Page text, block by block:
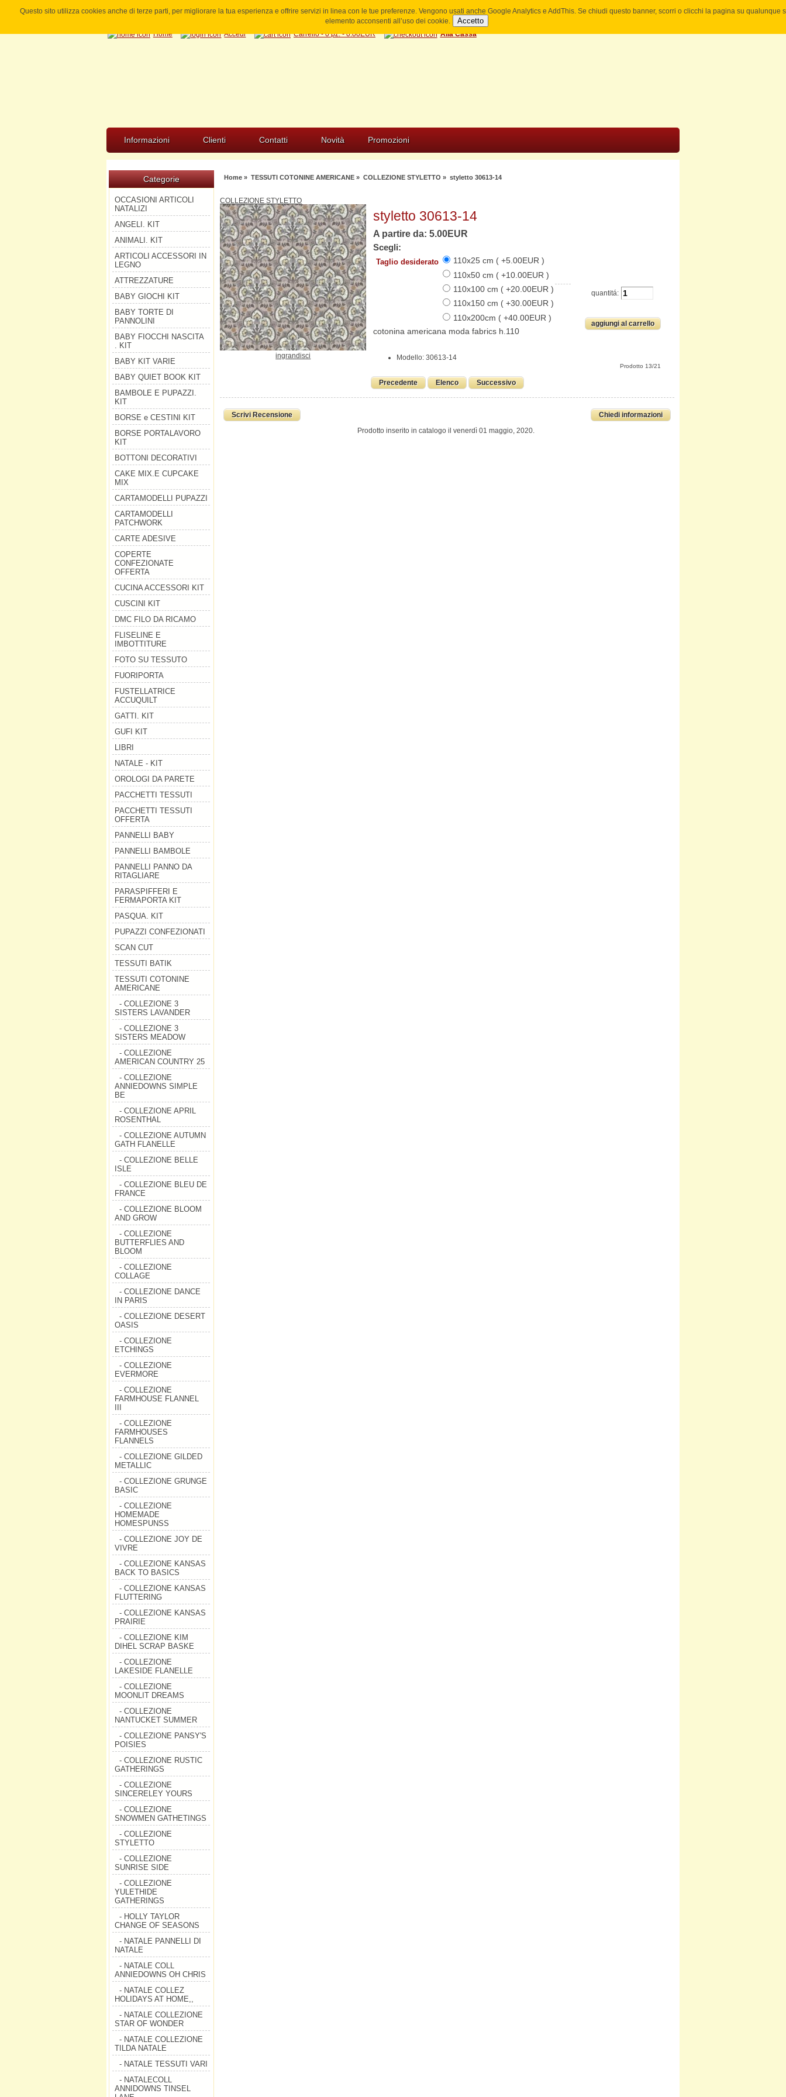
Questo sito utilizza cookies anche di terze parti, per migliorare la tua esperienza e offrire servizi in linea con le tue preferenze. Vengono usati anche Google Analytics e AddThis. Se chiudi questo banner, scorri o clicchi la pagina su qualunque
elemento acconsenti all’uso dei cookie.
Accetto
Home Accedi Carrello - 0 pz. - 0.00EUR Alla Cassa
Informazioni Clienti Contatti Novità Promozioni
Categorie
OCCASIONI ARTICOLI
NATALIZI
ANGELI. KIT
ANIMALI. KIT
ARTICOLI ACCESSORI IN
LEGNO
ATTREZZATURE
BABY GIOCHI KIT
BABY TORTE DI
PANNOLINI
BABY FIOCCHI NASCITA
. KIT
BABY KIT VARIE
BABY QUIET BOOK KIT
BAMBOLE E PUPAZZI.
KIT
BORSE e CESTINI KIT
BORSE PORTALAVORO
KIT
BOTTONI DECORATIVI
CAKE MIX.E CUPCAKE
MIX
CARTAMODELLI PUPAZZI
CARTAMODELLI
PATCHWORK
CARTE ADESIVE
COPERTE
CONFEZIONATE
OFFERTA
CUCINA ACCESSORI KIT
CUSCINI KIT
DMC FILO DA RICAMO
FLISELINE E
IMBOTTITURE
FOTO SU TESSUTO
FUORIPORTA
FUSTELLATRICE
ACCUQUILT
GATTI. KIT
GUFI KIT
LIBRI
NATALE - KIT
OROLOGI DA PARETE
PACCHETTI TESSUTI
PACCHETTI TESSUTI
OFFERTA
PANNELLI BABY
PANNELLI BAMBOLE
PANNELLI PANNO DA
RITAGLIARE
PARASPIFFERI E
FERMAPORTA KIT
PASQUA. KIT
PUPAZZI CONFEZIONATI
SCAN CUT
TESSUTI BATIK
TESSUTI COTONINE
AMERICANE
- COLLEZIONE 3
SISTERS LAVANDER
- COLLEZIONE 3
SISTERS MEADOW
- COLLEZIONE
AMERICAN COUNTRY 25
- COLLEZIONE
ANNIEDOWNS SIMPLE
BE
- COLLEZIONE APRIL
ROSENTHAL
- COLLEZIONE AUTUMN
GATH FLANELLE
- COLLEZIONE BELLE
ISLE
- COLLEZIONE BLEU DE
FRANCE
- COLLEZIONE BLOOM
AND GROW
- COLLEZIONE
BUTTERFLIES AND
BLOOM
- COLLEZIONE
COLLAGE
- COLLEZIONE DANCE
IN PARIS
- COLLEZIONE DESERT
OASIS
- COLLEZIONE
ETCHINGS
- COLLEZIONE
EVERMORE
- COLLEZIONE
FARMHOUSE FLANNEL
- COLLEZIONE
FARMHOUSES
FLANNELS
- COLLEZIONE GILDED
METALLIC
- COLLEZIONE GRUNGE
BASIC
- COLLEZIONE
HOMEMADE
HOMESPUNSS
- COLLEZIONE JOY DE
VIVRE
- COLLEZIONE KANSAS
BACK TO BASICS
- COLLEZIONE KANSAS
FLUTTERING
- COLLEZIONE KANSAS
PRAIRIE
- COLLEZIONE KIM
DIHEL SCRAP BASKE
- COLLEZIONE
LAKESIDE FLANELLE
- COLLEZIONE
MOONLIT DREAMS
- COLLEZIONE
NANTUCKET SUMMER
- COLLEZIONE PANSY'S
POISIES
- COLLEZIONE RUSTIC
GATHERINGS
- COLLEZIONE
SINCERELEY YOURS
- COLLEZIONE
SNOWMEN GATHETINGS
- COLLEZIONE
STYLETTO
- COLLEZIONE
SUNRISE SIDE
- COLLEZIONE
YULETHIDE
GATHERINGS
- HOLLY TAYLOR
CHANGE OF SEASONS
- NATALE PANNELLI DI
NATALE
- NATALE COLL
ANNIEDOWNS OH CHRIS
- NATALE COLLEZ
HOLIDAYS AT HOME,,
- NATALE COLLEZIONE
STAR OF WONDER
- NATALE COLLEZIONE
TILDA NATALE
- NATALE TESSUTI VARI
- NATALECOLL
ANNIDOWNS TINSEL
Home» TESSUTI COTONINE AMERICANE» COLLEZIONE STYLETTO » styletto 30613-14
COLLEZIONE STYLETTO
ingrandisci
styletto 30613-14
A partire da: 5.00EUR
Scegli:
Taglio desiderato
110x25 cm ( +5.00EUR )
110x50 cm ( +10.00EUR )
110x100 cm ( +20.00EUR )
110x150 cm ( +30.00EUR )
110x200cm ( +40.00EUR )
quantitá:
Modello: 30613-14
cotonina americana moda fabrics h.110
Prodotto 13/21
Precedente Elenco Successivo
Scrivi Recensione Chiedi informazioni
Prodotto inserito in catalogo il venerdì 01 maggio, 2020.